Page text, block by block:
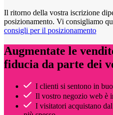
Il ritorno della vostra iscrizione
posizionamento. Vi consigliamo
consigli per il posizionamento
Augmentate le
fiducia da parte dei
I clienti si sentono in
Il vostro negozio web è
I visitatori acquistano